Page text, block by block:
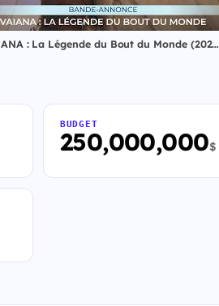
VAIANA : La Légende du Bout du Monde (2026) – Bande-annonce Officielle VF
250,000,000$
BUDGET